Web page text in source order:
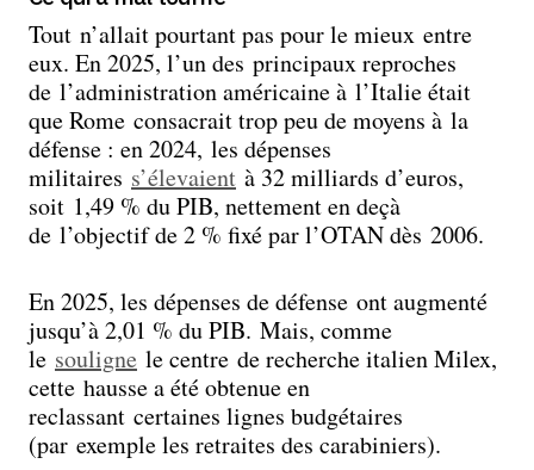
Tout n’allait pourtant pas pour le mieux entre
eux. En 2025, l’un des principaux reproches
de l’administration américaine à l’Italie était
que Rome consacrait trop peu de moyens à la
défense : en 2024, les dépenses
militaires s’élevaient à 32 milliards d’euros,
soit 1,49 % du PIB, nettement en deçà
de l’objectif de 2 % fixé par l’OTAN dès 2006.
En 2025, les dépenses de défense ont augmenté
jusqu’à 2,01 % du PIB. Mais, comme
le souligne le centre de recherche italien Milex,
cette hausse a été obtenue en
reclassant certaines lignes budgétaires
(par exemple les retraites des carabiniers).